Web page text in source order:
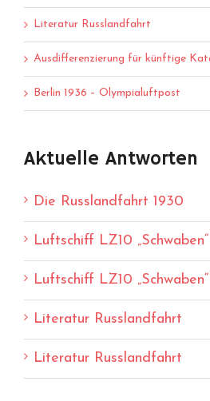
Literatur Russlandfahrt
Ausdifferenzierung für künftige
Berlin 1936 – Olympialuftpost
Aktuelle Antworten
Die Russlandfahrt 1930
Luftschiff LZ10
Luftschiff LZ10
Literatur Russlandfahrt
Literatur Russlandfahrt